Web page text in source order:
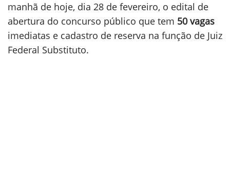
manhã de hoje, dia 28 de fevereiro, o edital de
abertura do concurso público que tem 50 vagas
imediatas e cadastro de reserva na função de Juiz
Federal Substituto.